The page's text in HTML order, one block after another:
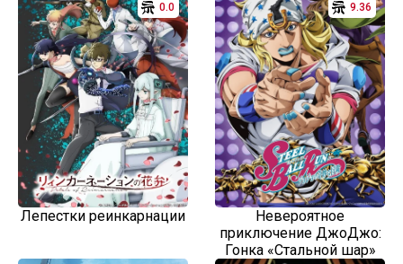
0.0
Лепестки реинкарнации
9.36
Невероятное
приключение ДжоДжо:
Гонка «Стальной шар»